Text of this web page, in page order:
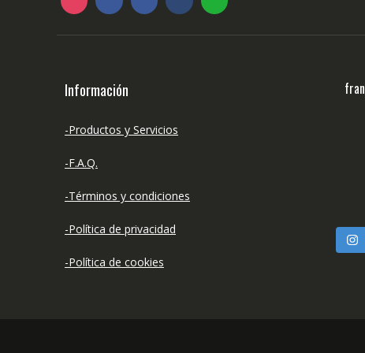
Información
-Productos y Servicios
-F.A.Q.
-Términos y condiciones
-Política de privacidad
-Política de cookies